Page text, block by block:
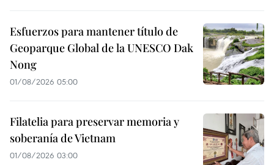
Esfuerzos para mantener título de
Geoparque Global de la UNESCO Dak
Nong
01/08/2026 05:00
Filatelia para preservar memoria y
soberanía de Vietnam
01/08/2026 03:00